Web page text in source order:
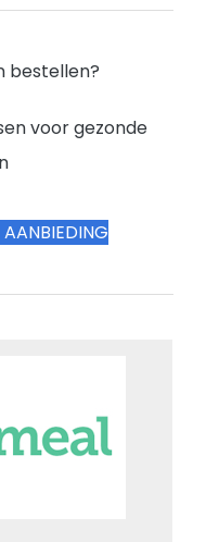
bestellen?
voor gezonde